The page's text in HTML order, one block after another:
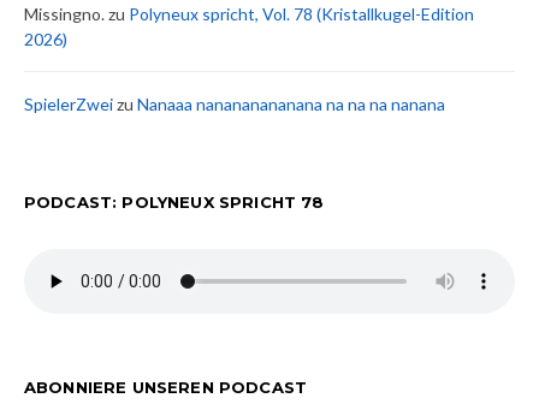
Missingno.zu Polyneux spricht, Vol. 78 (Kristallkugel-Edition
2026)
SpielerZweizu Nanaaa nanananananana na na na nanana
PODCAST: POLYNEUX SPRICHT 78
ABONNIERE UNSEREN PODCAST